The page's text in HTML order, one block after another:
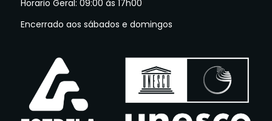
Horario Geral: 09:00 às 17h00
Encerrado aos sábados e domingos